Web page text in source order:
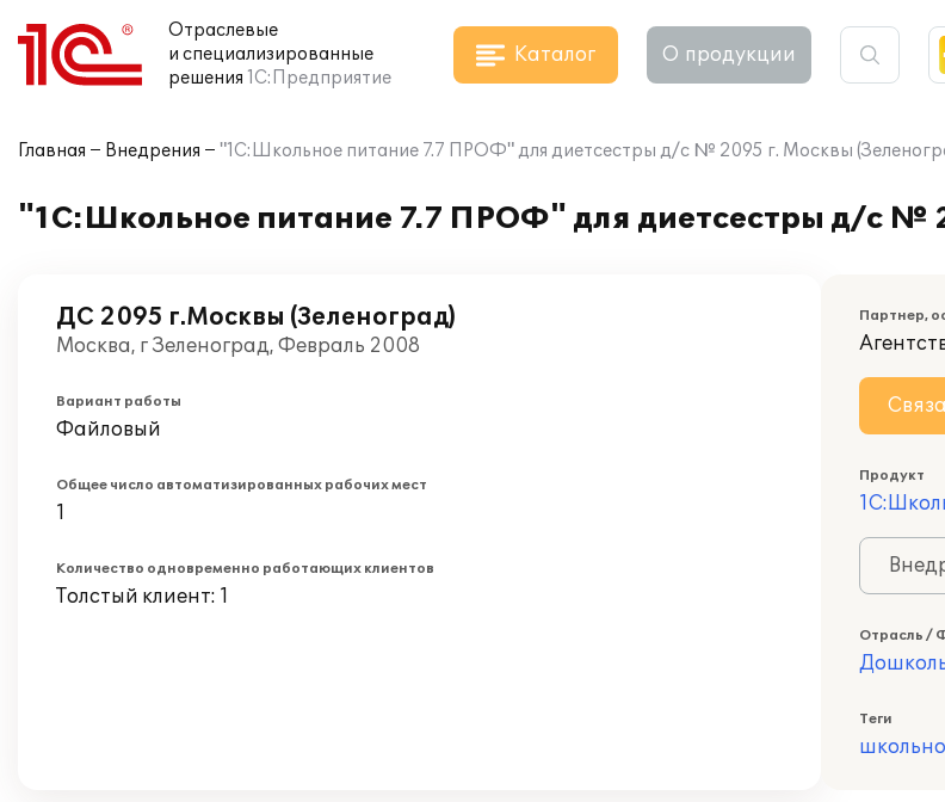
Отраслевые
и специализированные
решения 1С:Предприятие
Каталог О продукции
Главная Внедрения "1С:Школьное питание 7.7 ПРОФ" для диетсестры д/с № 2095 г. Москвы
"1С:Школьное питание 7.7 ПРОФ" для диетсестры д/с №
ДС 2095 г.Москвы (Зеленоград)
Москва, г Зеленоград, Февраль 2008
Вариант работы
Файловый
Общее число автоматизированных рабочих мест
1
Количество одновременно работающих клиентов
Толстый клиент: 1
Партнер,
Продукт
Отрасль /
Теги